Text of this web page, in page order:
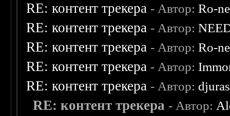
RE: контент трекера - Автор:Ro-
RE: контент трекера - Автор:
RE: контент трекера - Автор:Ro-
RE: контент трекера - Автор:
RE: контент трекера - Автор:
RE: контент трекера - Автор: